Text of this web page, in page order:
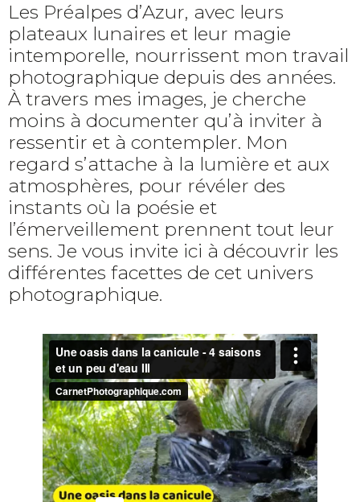
Les Préalpes d’Azur, avec leurs
plateaux lunaires et leur magie
intemporelle, nourrissent mon travail
photographique depuis des années.
À travers mes images, je cherche
moins à documenter qu’à inviter à
ressentir et à contempler. Mon
regard s’attache à la lumière et aux
atmosphères, pour révéler des
instants où la poésie et
l’émerveillement prennent tout leur
sens. Je vous invite ici à découvrir les
différentes facettes de cet univers
photographique.